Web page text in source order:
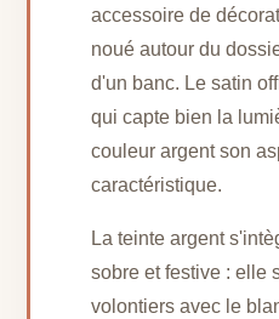
accessoire de
noué autour du
d'un banc. Le satin
qui capte bien la
couleur argent son
caractéristique.
La teinte argent
sobre et festive : elle
volontiers avec le